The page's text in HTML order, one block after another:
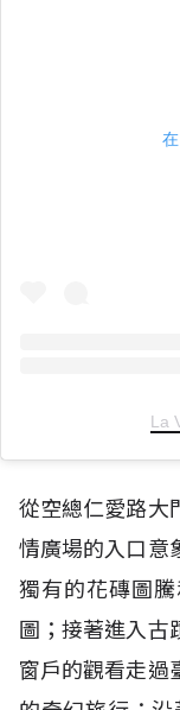
La
從空總仁愛路大
情廣場的入口意
獨有的花磚圖
圖；接著進入古
窗戶的觀看走過